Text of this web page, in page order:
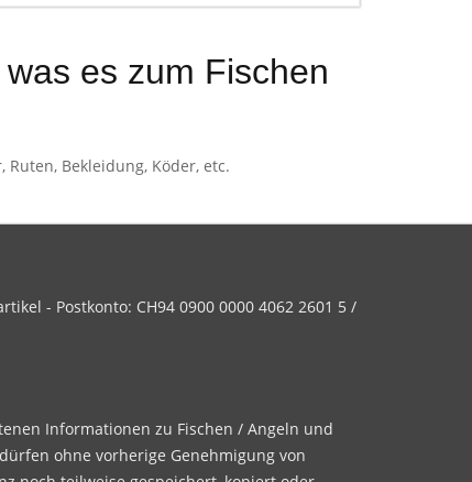
es zum Fischen
Ruten, Bekleidung, Köder, etc.
- Postkonto: CH94 0900 0000 4062 2601 5 /
Informationen zu Fischen / Angeln und
ohne vorherige Genehmigung von